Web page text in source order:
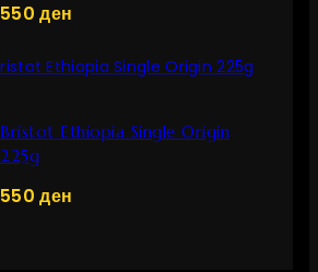
550ден
Bristot Ethiopia Single Origin
225g
550ден